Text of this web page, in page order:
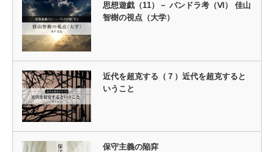
思想遊戯（11）－ パンドラ考（Ⅵ） 佳山
智樹の視点（大学）
近代を超克する（７）近代を超克すると
いうこと
保守主義の陥穽